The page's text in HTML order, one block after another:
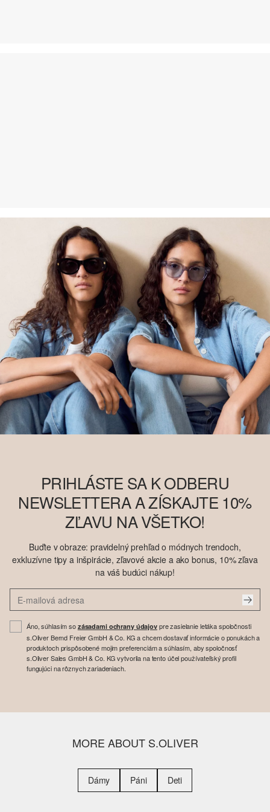
komunity zo sociálneho, environmentálneho a ekonomického
hľadiska tým, že zaškoľuje osoby aktívne v poľnohospodárskom
odvetví do udržateľnejších poľnohospodárskych postupov. Tento
výrobok sa vyrába prostredníctvom systému hmotnostnej bilancie,
a preto nemusí obsahovať lepšiu bavlnu, tzv. „better cotton“. Viac
informácií o tom nájdete nasoliver-group.com
PRIHLÁSTE SA K ODBERU
NEWSLETTERA A ZÍSKAJTE 10%
ZĽAVU NA VŠETKO!
Buďte v obraze: pravidelný prehľad o módnych trendoch,
exkluzívne tipy a inšpirácie, zľavové akcie a ako bonus, 10% zľava
na váš budúci nákup!
Áno, súhlasím so zásadami ochrany údajovpre zasielanie letáka spoločnosti
s.Oliver Bernd Freier GmbH & Co. KG a chcem dostavať informácie o ponukách a
produktoch prispôsobené mojim preferenciám a súhlasím, aby spoločnosť
s.Oliver Sales GmbH & Co. KG vytvorila na tento účel používateľský profil
fungujúci na rôznych zariadeniach.
MORE ABOUT S.OLIVER
Dámy Páni Deti